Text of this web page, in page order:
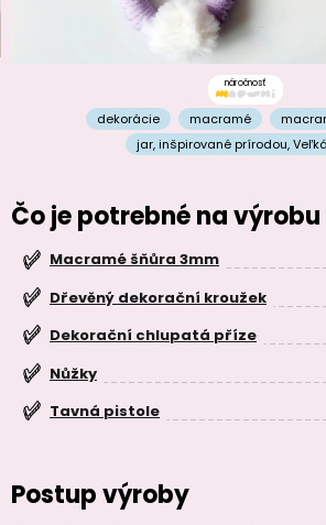
náročnosť
dekorácie macramé
jar,inšpirované prírodou,
Čo je potrebné na výrobu
Macramé šňůra 3mm
Dřevěný dekorační kroužek
Dekorační chlupatá příze
Nůžky
Tavná pistole
Postup výroby